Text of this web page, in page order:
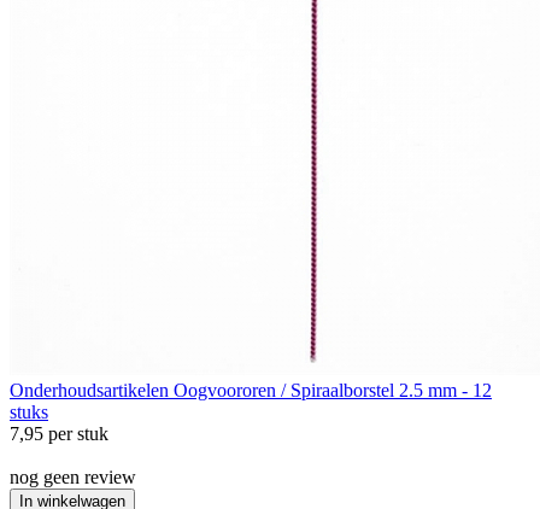
Onderhoudsartikelen Oogvoororen / Spiraalborstel 2.5 mm - 12
stuks
7,95 per stuk
nog geen review
In winkelwagen